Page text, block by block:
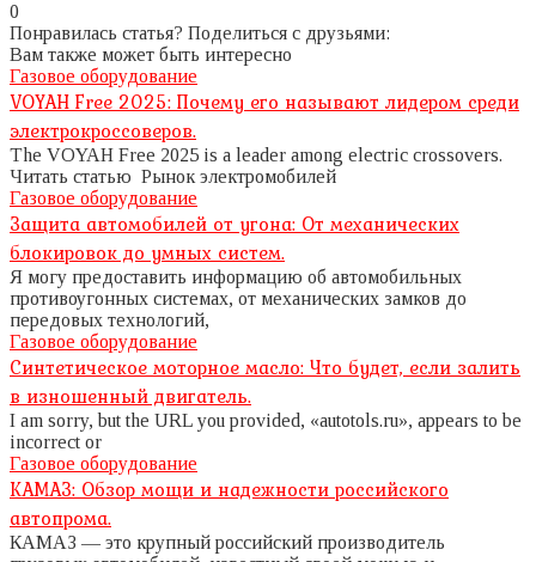
0
Понравилась статья? Поделиться с друзьями:
Вам также может быть интересно
Газовое оборудование
VOYAH Free 2025: Почему его называют лидером среди
электрокроссоверов.
The VOYAH Free 2025 is a leader among electric crossovers.
Читать статью Рынок электромобилей
Газовое оборудование
Защита автомобилей от угона: От механических
блокировок до умных систем.
Я могу предоставить информацию об автомобильных
противоугонных системах, от механических замков до
передовых технологий,
Газовое оборудование
Синтетическое моторное масло: Что будет, если залить
в изношенный двигатель.
I am sorry, but the URL you provided, «autotols.ru», appears to be
incorrect or
Газовое оборудование
КАМАЗ: Обзор мощи и надежности российского
автопрома.
КАМАЗ — это крупный российский производитель